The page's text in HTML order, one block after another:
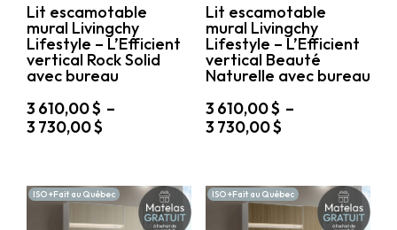
la
page
du
produit
la
page
du
produit
Lit escamotable
mural Livingchy
Lifestyle – L’Efficient
vertical Rock Solid
avec bureau
3 610,00$ –
3 730,00$
3
610,00 $
à
a
plusieurs
Lit escamotable
mural Livingchy
Lifestyle – L’Efficient
vertical Beauté
Naturelle avec bureau
3 610,00$ –
3 730,00$Plage
3
610,00 $
à
a
plusieurs
ISO +Fait au Québec ISO +Fait au Québec